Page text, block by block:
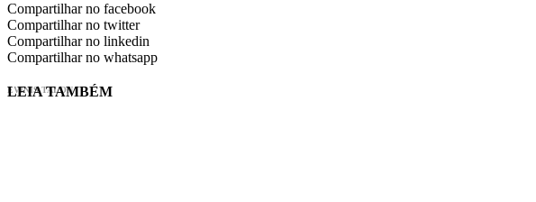
Compartilhar no facebook
Compartilhar no twitter
Compartilhar no linkedin
Compartilhar no whatsapp
EVINIS TALON
LEIA TAMBÉM